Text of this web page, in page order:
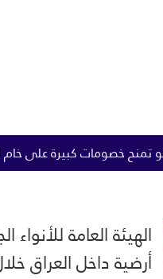
البصرة لتحفيز تحميل
أرضية داخل العراق